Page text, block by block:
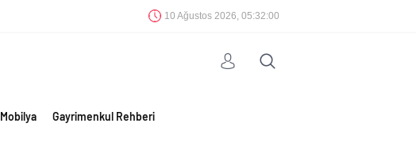
10 Ağustos 2026, 05:32:01
Mobilya Gayrimenkul Rehberi